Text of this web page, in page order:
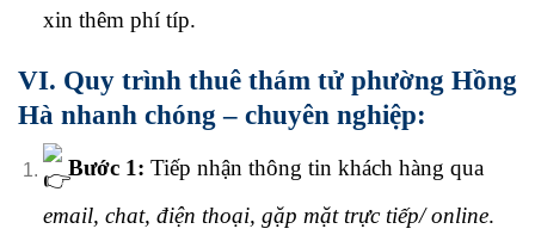
xin thêm phí típ.
VI. Quy trình thuê thám tử phường Hồng
Hà nhanh chóng – chuyên nghiệp:
Bước 1: Tiếp nhận thông tin khách hàng qua
email, chat, điện thoại, gặp mặt trực tiếp/ online.